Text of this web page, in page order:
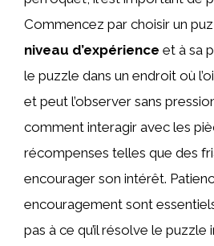
Commencez par choisir un
niveau d’expérience et à sa
le puzzle dans un endroit où
et peut l’observer sans
comment interagir avec les
récompenses telles que des
encourager son intérêt.
encouragement sont
pas à ce qu’il résolve le